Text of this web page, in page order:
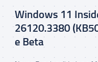
Windows 11
26120.3380
e Beta